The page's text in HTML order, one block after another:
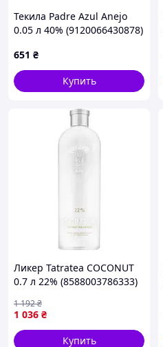
Текила Padre Azul Anejo
0.05 л 40% (9120066430878)
651 ₴
Купить
Ликер Tatratea COCONUT
0.7 л 22% (8588003786333)
1 036 ₴
1 192₴
Купить